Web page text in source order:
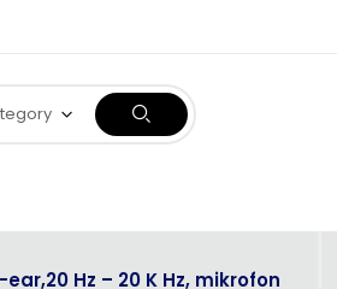
Hz – 20 K Hz, mikrofon